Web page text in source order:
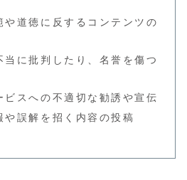
や道徳に反するコンテンツの
当に批判したり、名誉を傷つ
ビスへの不適切な勧誘や宣伝
や誤解を招く内容の投稿